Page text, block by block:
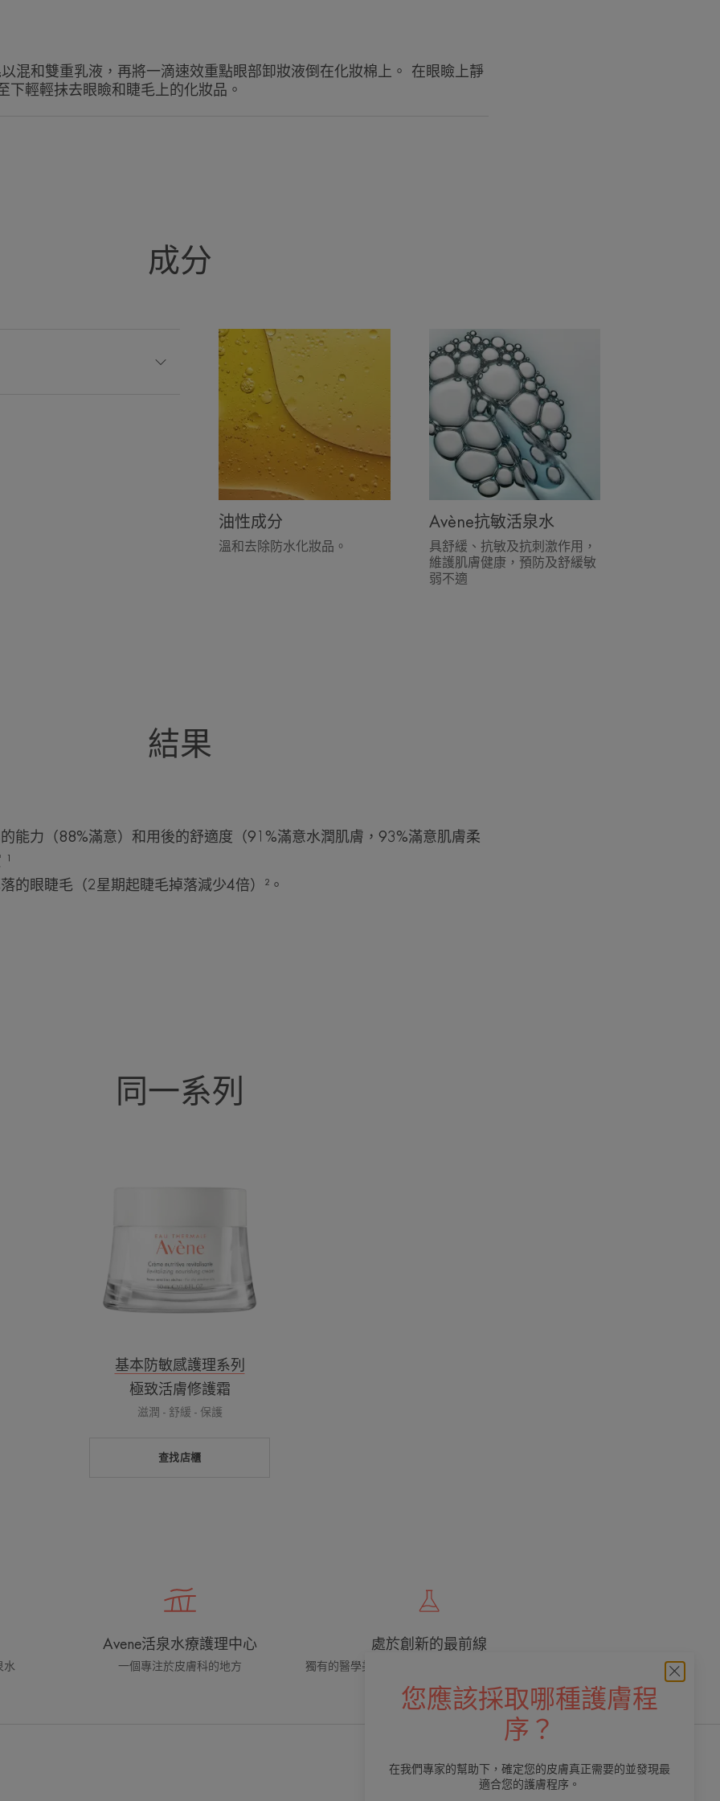
混和雙重乳液，再將一滴速效重點眼部卸妝液倒在化妝棉上。 在眼瞼上靜
下輕輕抹去眼瞼和睫毛上的化妝品。
成分
油性成分
溫和去除防水化妝品。
Avène抗敏活泉水
具舒緩、抗敏及抗刺激作用，
維護肌膚健康，預防及舒緩敏
弱不適
結果
能力（88%滿意）和用後的舒適度（91%滿意水潤肌膚，93%滿意肌膚柔
的眼睫毛（2星期起睫毛掉落減少4倍）²。
同一系列
修
護
霜
基本防敏感護理系列
極致活膚修護霜
滋潤 - 舒緩 - 保護
查找店櫃
您應該採取哪種護膚程
序？
在我們專家的幫助下，確定您的皮膚真正需要的並發現最
適合您的護膚程序。
水
Avene活泉水療護理中心
一個專注於皮膚科的地方
處於創新的最前線
獨有的醫學美容專業，提供優質、有效和安全的護